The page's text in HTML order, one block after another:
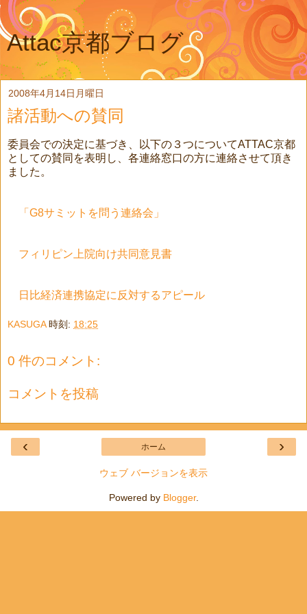
Attac京都ブログ
2008年4月14日月曜日
諸活動への賛同
委員会での決定に基づき、以下の３つについてATTAC京都
としての賛同を表明し、各連絡窓口の方に連絡させて頂き
ました。
「G8サミットを問う連絡会」
フィリピン上院向け共同意見書
日比経済連携協定に反対するアピール
KASUGA 時刻: 18:25
0 件のコメント:
コメントを投稿
‹ ›
ホーム
ウェブ バージョンを表示
Powered by Blogger.